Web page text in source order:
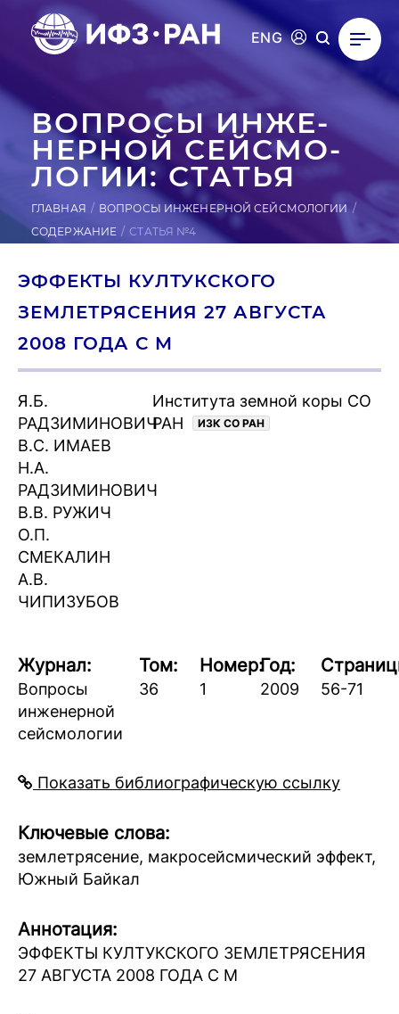
ENG
ВОПРОСЫ ИН­ЖЕ­
НЕР­НОЙ СЕЙ­СМО­
ЛОГИИ: СТАТЬЯ
ГЛАВНАЯ
ВОПРОСЫ ИНЖЕНЕРНОЙ СЕЙСМОЛОГИИ
СОДЕРЖАНИЕ
СТАТЬЯ №4
ЭФФЕКТЫ КУЛТУКСКОГО
ЗЕМЛЕТРЯСЕНИЯ 27 АВГУСТА
2008 ГОДА С M
Я.Б.
РАДЗИМИНОВИЧ
В.С. ИМАЕВ
Н.А.
РАДЗИМИНОВИЧ
В.В. РУЖИЧ
О.П.
СМЕКАЛИН
А.В.
ЧИПИЗУБОВ
Института земной коры СО
РАН
ИЗК СО РАН
Журнал:
Вопросы
инженерной
сейсмологии
Том:
36
Номер:
1
Год:
2009 56-71
Показать библиографическую ссылку
Ключевые слова:
землетрясение, макросейсмический эффект,
Южный Байкал
Аннотация:
ЭФФЕКТЫ КУЛТУКСКОГО ЗЕМЛЕТРЯСЕНИЯ
27 АВГУСТА 2008 ГОДА С M